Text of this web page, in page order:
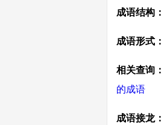
成语结构：
成语形式：
相关查询：
的成语
成语接龙：